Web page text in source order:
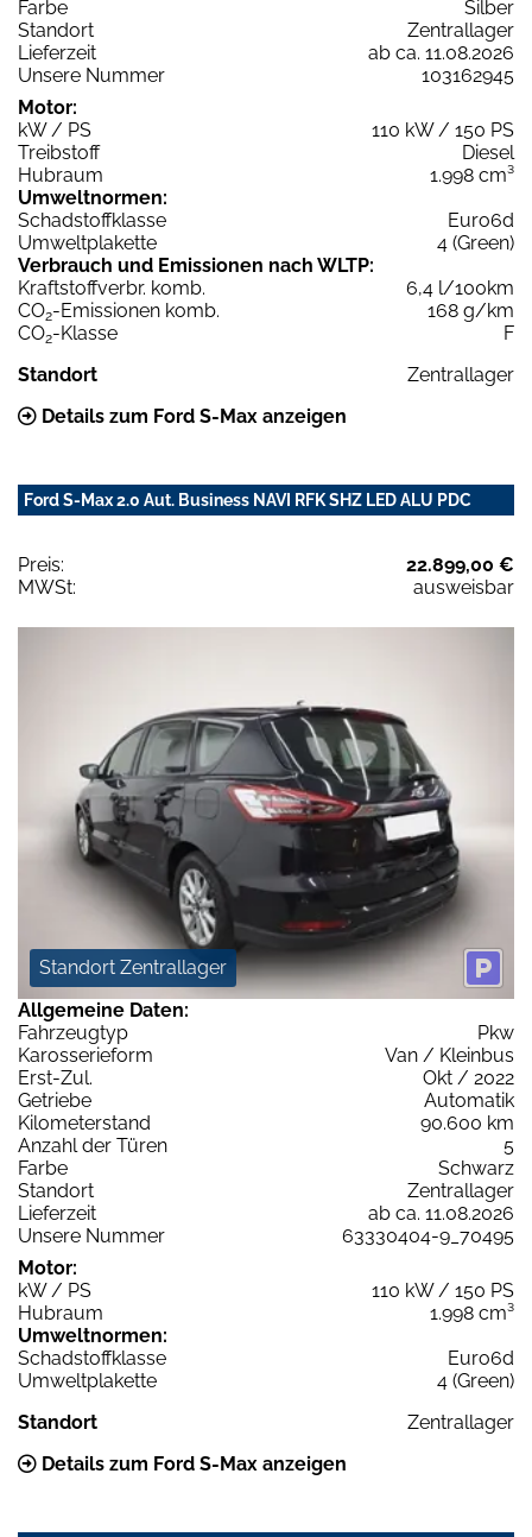
Farbe
Silber
Standort
Zentrallager
Lieferzeit
ab ca. 11.08.2026
Unsere Nummer
103162945
Motor:
kW / PS
110 kW / 150 PS
Treibstoff
Diesel
Hubraum
1.998 cm³
Umweltnormen:
Schadstoffklasse
Euro6d
Umweltplakette
4 (Green)
Verbrauch und Emissionen nach WLTP:
Kraftstoffverbr. komb.
6,4 l/100km
CO2-Emissionen komb.
168 g/km
CO2-Klasse
F
Standort
Zentrallager
Details zum Ford S-Max anzeigen
Ford S-Max 2.0 Aut. Business NAVI RFK SHZ LED ALU PDC
Preis:
22.899,00 €
MWSt:
ausweisbar
Standort Zentrallager
Allgemeine Daten:
Fahrzeugtyp
Pkw
Karosserieform
Van / Kleinbus
Erst-Zul.
Okt / 2022
Getriebe
Automatik
Kilometerstand
90.600 km
Anzahl der Türen
5
Farbe
Schwarz
Standort
Zentrallager
Lieferzeit
ab ca. 11.08.2026
Unsere Nummer
63330404-9_70495
Motor:
kW / PS
110 kW / 150 PS
Hubraum
1.998 cm³
Umweltnormen:
Schadstoffklasse
Euro6d
Umweltplakette
4 (Green)
Standort
Zentrallager
Details zum Ford S-Max anzeigen